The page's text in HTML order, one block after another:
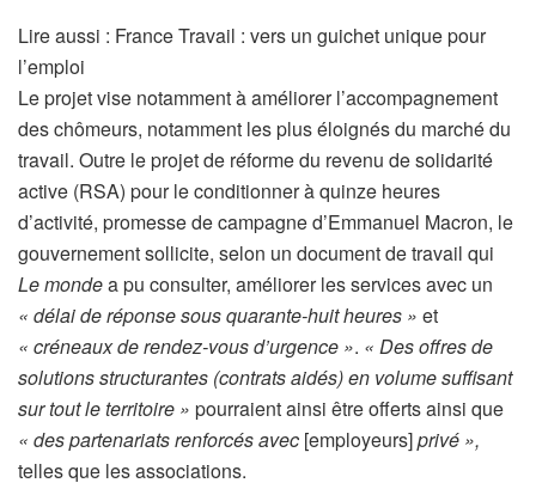
Lire aussi : A
t
i
c
l
e
r
é
s
e
r
v
é
à
France Travail : vers un guichet unique pour
l’emploi
Le projet vise notamment à améliorer l’accompagnement
des chômeurs, notamment les plus éloignés du marché du
travail. Outre le projet de réforme du revenu de solidarité
active (RSA) pour le conditionner à quinze heures
d’activité, promesse de campagne d’Emmanuel Macron, le
gouvernement sollicite, selon un document de travail qui
Le mondea pu consulter, améliorer les services avec un
« délai de réponse sous quarante-huit heures » et
« créneaux de rendez-vous d’urgence ». « Des offres de
solutions structurantes (contrats aidés) en volume suffisant
sur tout le territoire » pourraient ainsi être offerts ainsi que
« des partenariats renforcés avec [employeurs]privé »,
telles que les associations.